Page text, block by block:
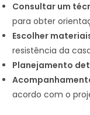
Consultar um
para obter
Escolher
resistência da
Planejamento
acordo com o